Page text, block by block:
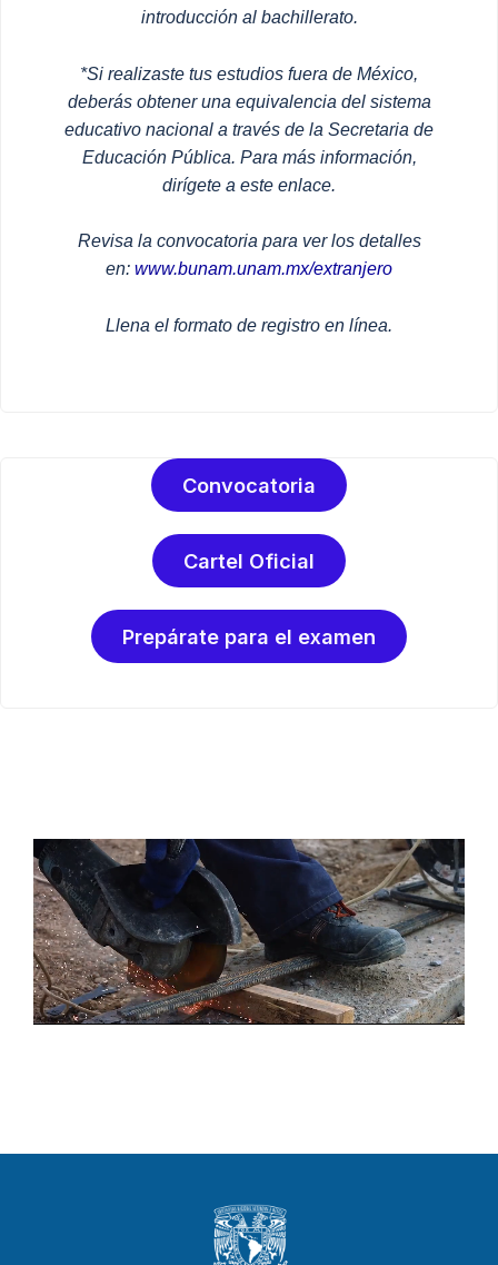
introducción al bachillerato.
*Si realizaste tus estudios fuera de México,
deberás obtener una equivalencia del sistema
educativo nacional a través de la Secretaria de
Educación Pública. Para más información,
dirígete a este enlace.
Revisa la convocatoria para ver los detalles
en: www.bunam.unam.mx/extranjero
Llena el formato de registro en línea.
Convocatoria
Cartel Oficial
Prepárate para el examen